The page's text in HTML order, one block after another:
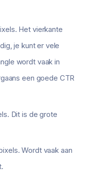
Het vierkante
je kunt er vele
wordt vaak in
een goede CTR
Dit is de grote
Wordt vaak aan